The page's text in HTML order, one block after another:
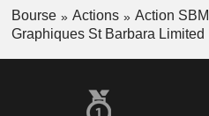
Bourse Actions
Action SBM
Graphiques St Barbara Limited